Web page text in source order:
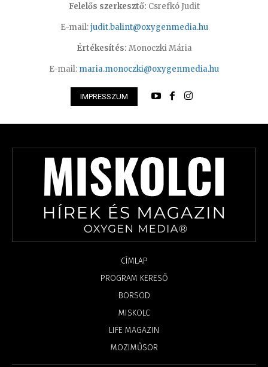
Felelős szerkesztő: Csrefkó Judit
E-mail:judit.balint@oxygenmedia.hu
Értékesítés: Monoczki Mária
E-mail: maria.monoczki@oxygenmedia.hu
IMPRESSZUM
CÍMLAP
PROGRAM KERESŐ
BORSOD
MISKOLC
LIFE MAGAZIN
MOZIMŰSOR